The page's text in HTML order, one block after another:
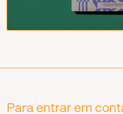
Para entrar em